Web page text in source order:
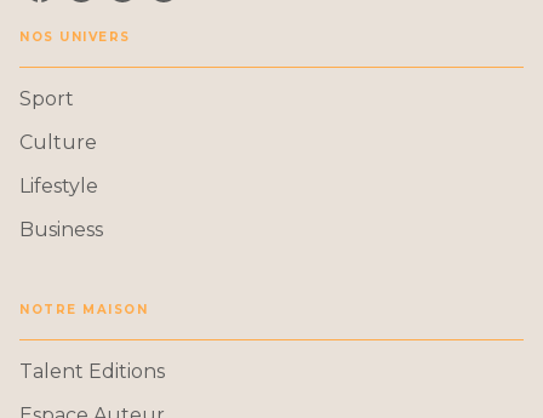
NOS UNIVERS
Sport
Culture
Lifestyle
Business
NOTRE MAISON
Talent Editions